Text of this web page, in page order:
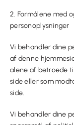
2. Formålene med
personoplysninger
Vi behandler dine
af denne
alene af betroede
side eller som
side.
Vi behandler dine